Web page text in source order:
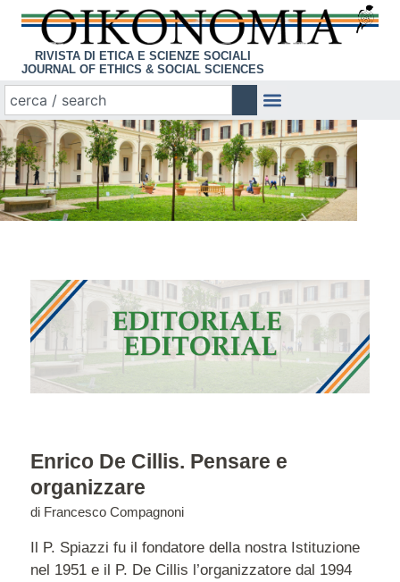
RIVISTA DI ETICA E SCIENZE SOCIALI
JOURNAL OF ETHICS & SOCIAL SCIENCES
Enrico De Cillis. Pensare e
organizzare
di Francesco Compagnoni
Il P. Spiazzi fu il fondatore della nostra Istituzione
nel 1951 e il P. De Cillis l’organizzatore dal 1994